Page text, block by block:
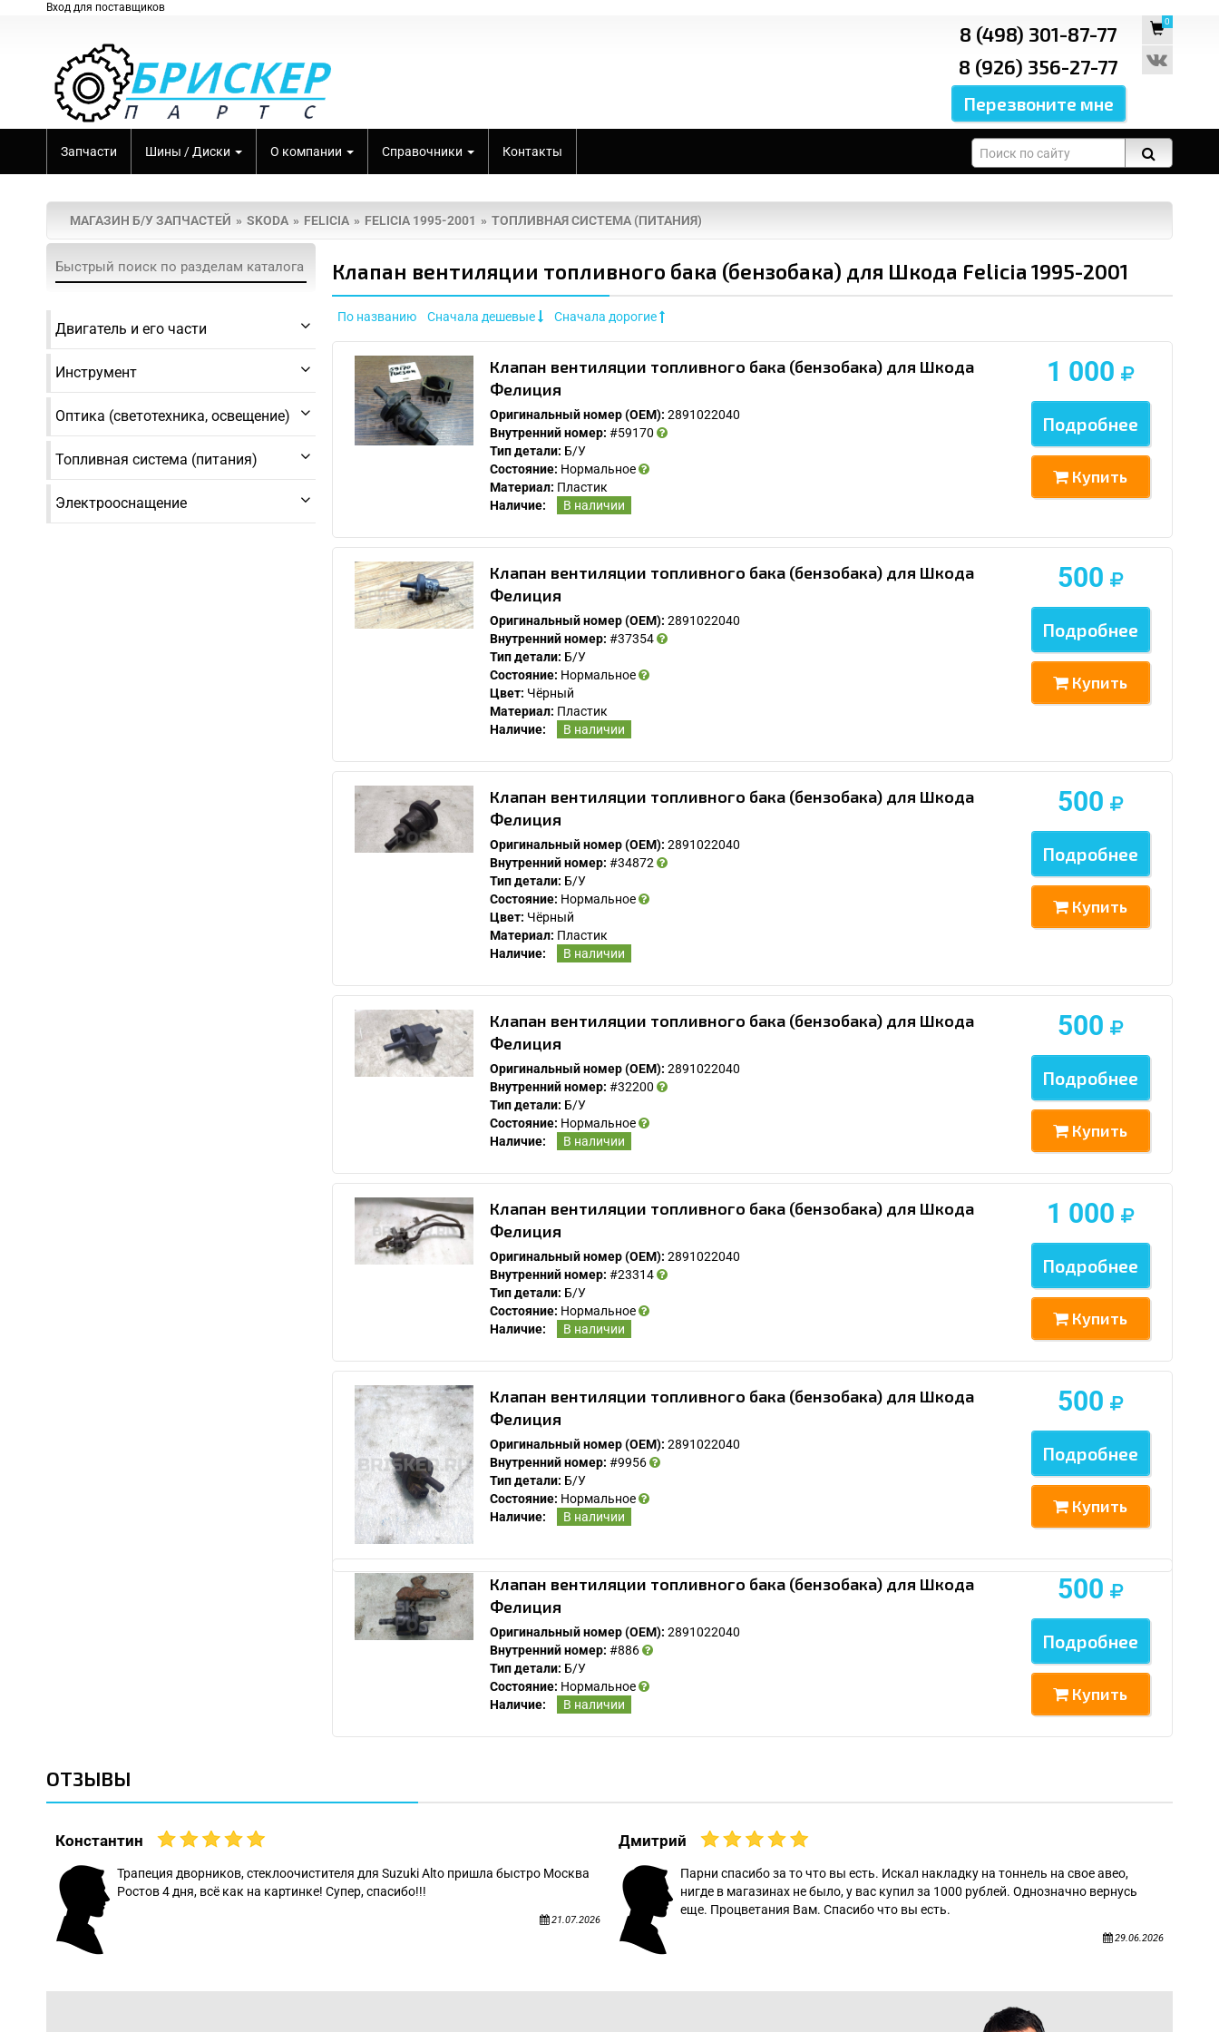
Вход для поставщиков
8 (498) 301-87-77
8 (926) 356-27-77
0
Запчасти Шины / Диски О компании Справочники Контакты
МАГАЗИН Б/У ЗАПЧАСТЕЙ SKODA FELICIA FELICIA 1995-2001 ТОПЛИВНАЯ СИСТЕМА (ПИТАНИЯ)
Двигатель и его части
Инструмент
Оптика (светотехника, освещение)
Топливная система (питания)
Электрооснащение
Клапан вентиляции топливного бака (бензобака) для Шкода Felicia 1995-2001
По названию Сначала дешевые Сначала дорогие
Клапан вентиляции топливного бака (бензобака) для Шкода
Фелиция
Оригинальный номер (OEM): 2891022040
Внутренний номер: #59170
Тип детали: Б/У
Состояние: Нормальное
Материал: Пластик
Наличие:
В наличии
1 000
Подробнее
Купить
Клапан вентиляции топливного бака (бензобака) для Шкода
Фелиция
Оригинальный номер (OEM): 2891022040
Внутренний номер: #37354
Тип детали: Б/У
Состояние: Нормальное
Цвет: Чёрный
Материал: Пластик
Наличие:
В наличии
500
Подробнее
Купить
Клапан вентиляции топливного бака (бензобака) для Шкода
Фелиция
Оригинальный номер (OEM): 2891022040
Внутренний номер: #34872
Тип детали: Б/У
Состояние: Нормальное
Цвет: Чёрный
Материал: Пластик
Наличие:
В наличии
500
Подробнее
Купить
Клапан вентиляции топливного бака (бензобака) для Шкода
Фелиция
Оригинальный номер (OEM): 2891022040
Внутренний номер: #32200
Тип детали: Б/У
Состояние: Нормальное
Наличие:
В наличии
500
Подробнее
Купить
Клапан вентиляции топливного бака (бензобака) для Шкода
Фелиция
Оригинальный номер (OEM): 2891022040
Внутренний номер: #23314
Тип детали: Б/У
Состояние: Нормальное
Наличие:
В наличии
1 000
Подробнее
Купить
Клапан вентиляции топливного бака (бензобака) для Шкода
Фелиция
Оригинальный номер (OEM): 2891022040
Внутренний номер: #9956
Тип детали: Б/У
Состояние: Нормальное
Наличие:
В наличии
500
Подробнее
Купить
Клапан вентиляции топливного бака (бензобака) для Шкода
Фелиция
Оригинальный номер (OEM): 2891022040
Внутренний номер: #886
Тип детали: Б/У
Состояние: Нормальное
Наличие:
В наличии
500
Подробнее
Купить
ОТЗЫВЫ
Константин
Трапеция дворников, стеклоочистителя для Suzuki Alto пришла быстро Москва
Ростов 4 дня, всё как на картинке! Супер, спасибо!!!
21.07.2026
Дмитрий
Парни спасибо за то что вы есть. Искал накладку на тоннель на свое авео,
нигде в магазинах не было, у вас купил за 1000 рублей. Однозначно вернусь
еще. Процветания Вам. Спасибо что вы есть.
29.06.2026